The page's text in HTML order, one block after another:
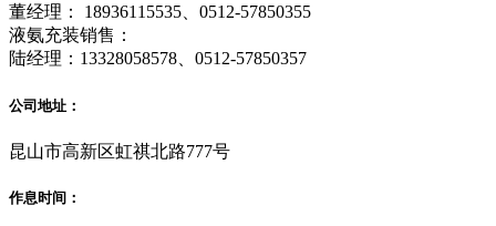
董经理： 18936115535、0512-57850355
液氨充装销售：
陆经理：13328058578、0512-57850357
公司地址：
昆山市高新区虹祺北路777号
作息时间：